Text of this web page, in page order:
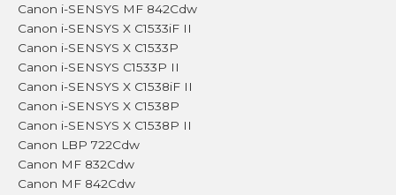
Canon i-SENSYS MF 842Cdw
Canon i-SENSYS X C1533iF II
Canon i-SENSYS X C1533P
Canon i-SENSYS C1533P II
Canon i-SENSYS X C1538iF II
Canon i-SENSYS X C1538P
Canon i-SENSYS X C1538P II
Canon LBP 722Cdw
Canon MF 832Cdw
Canon MF 842Cdw